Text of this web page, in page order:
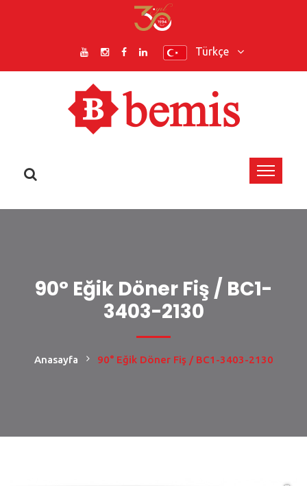
Türkçe
90° Eğik Döner Fiş / BC1-
3403-2130
Anasayfa 90° Eğik Döner Fiş / BC1-3403-2130